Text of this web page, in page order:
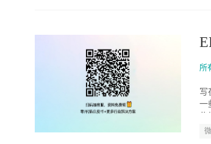
所
写
一